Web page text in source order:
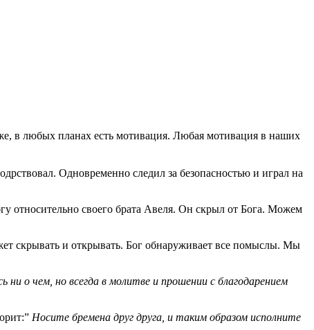
в любых планах есть мотивация. Любая мотивация в наших
Одновременно следил за безопасностью и играл на
относительно своего брата Авеля. Он скрыл от Бога. Можем
скрывать и открывать. Бог обнаруживает все помыслы. Мы
ни о чем, но всегда в молитве и прошении с благодарением
Носите бремена друг друга, и таким образом исполните